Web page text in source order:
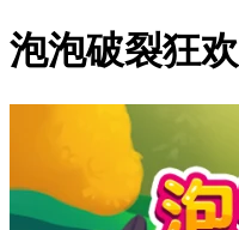
泡泡破裂狂欢